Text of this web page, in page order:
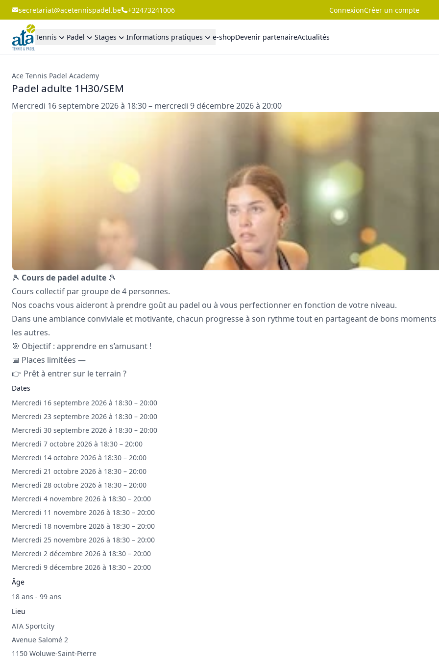
secretariat@acetennispadel.be +32473241006 ConnexionCréer un compte
Tennis Padel Stages Informations pratiques e-shopDevenir partenaireActualités
Ace Tennis Padel Academy
Padel adulte 1H30/SEM
Mercredi 16 septembre 2026 à 18:30 – mercredi 9 décembre 2026 à 20:00
🎾 Cours de padel adulte 🎾
Cours collectif par groupe de 4 personnes.
Nos coachs vous aideront à prendre goût au padel ou à vous perfectionner en fonction de votre niveau.
Dans une ambiance conviviale et motivante, chacun progresse à son rythme tout en partageant de bons moments
les autres.
🎯 Objectif : apprendre en s’amusant !
📅 Places limitées —
👉 Prêt à entrer sur le terrain ?
Dates
Mercredi 16 septembre 2026 à 18:30 – 20:00
Mercredi 23 septembre 2026 à 18:30 – 20:00
Mercredi 30 septembre 2026 à 18:30 – 20:00
Mercredi 7 octobre 2026 à 18:30 – 20:00
Mercredi 14 octobre 2026 à 18:30 – 20:00
Mercredi 21 octobre 2026 à 18:30 – 20:00
Mercredi 28 octobre 2026 à 18:30 – 20:00
Mercredi 4 novembre 2026 à 18:30 – 20:00
Mercredi 11 novembre 2026 à 18:30 – 20:00
Mercredi 18 novembre 2026 à 18:30 – 20:00
Mercredi 25 novembre 2026 à 18:30 – 20:00
Mercredi 2 décembre 2026 à 18:30 – 20:00
Mercredi 9 décembre 2026 à 18:30 – 20:00
Âge
18 ans - 99 ans
Lieu
ATA Sportcity
Avenue Salomé 2
1150 Woluwe-Saint-Pierre